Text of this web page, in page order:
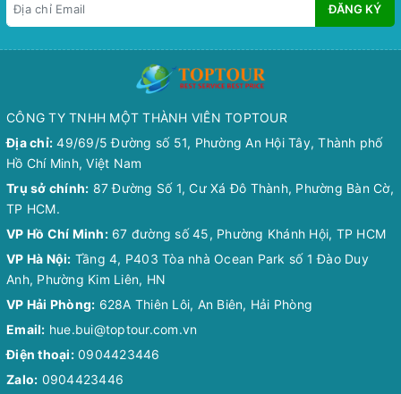
ĐĂNG KÝ
CÔNG TY TNHH MỘT THÀNH VIÊN TOPTOUR
Địa chỉ: 49/69/5 Đường số 51, Phường An Hội Tây, Thành phố
Hồ Chí Minh, Việt Nam
Trụ sở chính: 87 Đường Số 1, Cư Xá Đô Thành, Phường Bàn Cờ,
TP HCM.
VP Hồ Chí Minh: 67 đường số 45, Phường Khánh Hội, TP HCM
VP Hà Nội: Tầng 4, P403 Tòa nhà Ocean Park số 1 Đào Duy
Anh, Phường Kim Liên, HN
VP Hải Phòng: 628A Thiên Lôi, An Biên, Hải Phòng
Email: hue.bui@toptour.com.vn
Điện thoại: 0904423446
Zalo: 0904423446